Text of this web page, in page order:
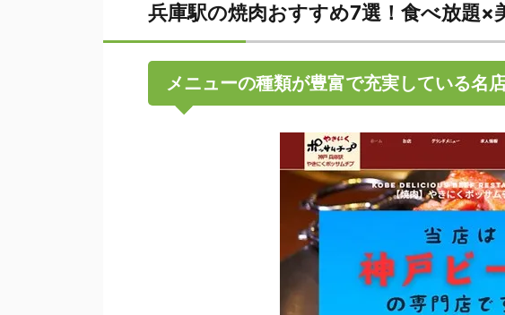
兵庫駅の焼肉おすすめ7選！食べ放題×
メニューの種類が豊富で充実している名